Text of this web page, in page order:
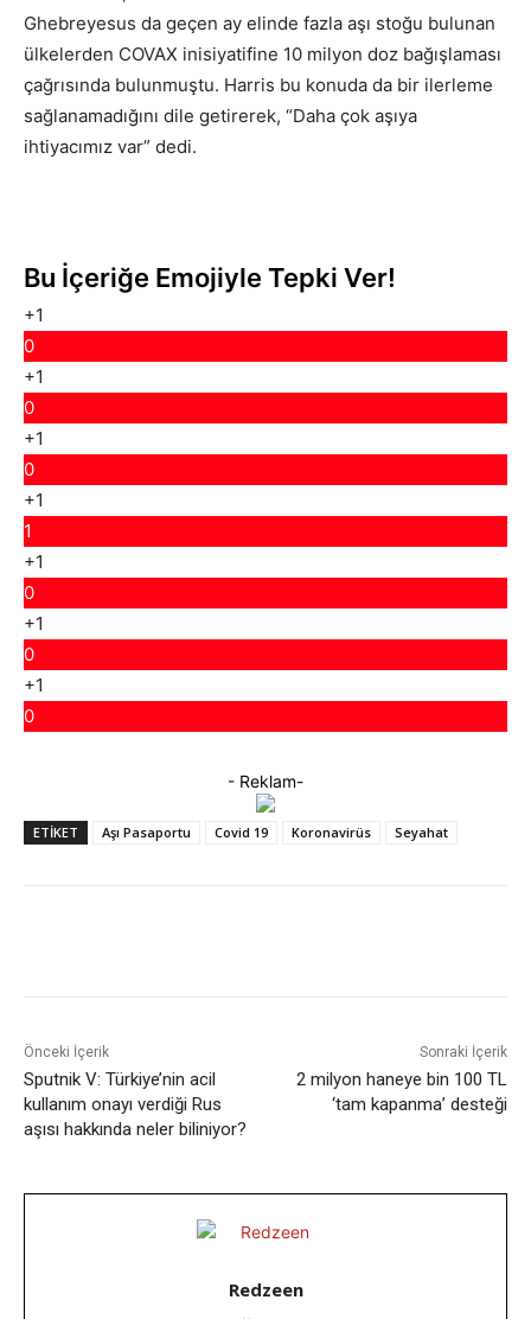
Ghebreyesus da geçen ay elinde fazla aşı stoğu bulunan
ülkelerden COVAX inisiyatifine 10 milyon doz bağışlaması
çağrısında bulunmuştu. Harris bu konuda da bir ilerleme
sağlanamadığını dile getirerek, “Daha çok aşıya
ihtiyacımız var” dedi.
Bu İçeriğe Emojiyle Tepki Ver!
+1
0
+1
0
+1
0
+1
1
+1
0
+1
0
+1
0
- Reklam-
ETIKET Aşı Pasaportu Covid 19 Koronavirüs Seyahat
Önceki İçerik
Sputnik V: Türkiye’nin acil
kullanım onayı verdiği Rus
aşısı hakkında neler biliniyor?
Sonraki İçerik
2 milyon haneye bin 100 TL
‘tam kapanma’ desteği
Redzeen